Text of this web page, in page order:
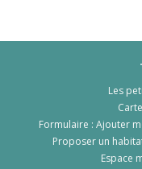
Les
Formulaire : Ajouter
Proposer un
Espace